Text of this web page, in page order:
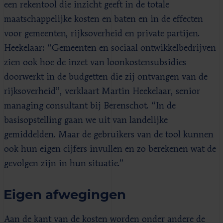
een rekentool die inzicht geeft in de totale
maatschappelijke kosten en baten en in de effecten
voor gemeenten, rijksoverheid en private partijen.
Heekelaar: “Gemeenten en sociaal ontwikkelbedrijven
zien ook hoe de inzet van loonkostensubsidies
doorwerkt in de budgetten die zij ontvangen van de
rijksoverheid”, verklaart Martin Heekelaar, senior
managing consultant bij Berenschot. “In de
basisopstelling gaan we uit van landelijke
gemiddelden. Maar de gebruikers van de tool kunnen
ook hun eigen cijfers invullen en zo berekenen wat de
gevolgen zijn in hun situatie.”
Eigen afwegingen
Aan de kant van de kosten worden onder andere de